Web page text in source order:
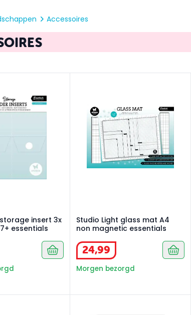
Accessoires
insert 3x
essentials
Studio Light glass mat A4
non magnetic essentials
24,99
Morgen bezorgd